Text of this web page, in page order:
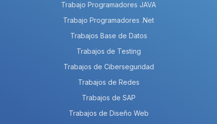
Trabajo Programadores JAVA
Trabajo Programadores .Net
Trabajos Base de Datos
Trabajos de Testing
Trabajos de Ciberseguridad
Trabajos de Redes
Trabajos de SAP
Trabajos de Diseño Web